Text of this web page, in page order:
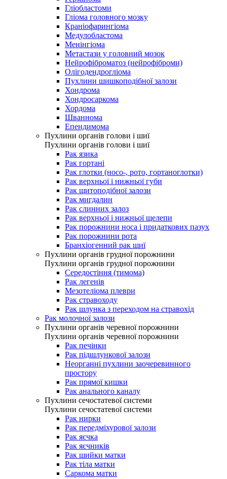
Гліобластоми
Гліома головного мозку
Краніофарингіома
Медулобластома
Менінгіома
Метастази у головний мозок
Нейрофіброматоз (нейрофіброми)
Олігодендрогліома
Пухлини шишкоподібної залози
Хондрома
Хондросаркома
Хордома
Шваннома
Епендимома
Пухлини органів голови і шиї
Пухлини органів голови і шиї
Рак язика
Рак гортані
Рак глотки (носо-, рото, гортаноглотки)
Рак верхньої і нижньої губи
Рак щитоподібної залози
Рак мигдалин
Рак слинних залоз
Рак верхньої і нижньої щелепи
Рак порожнини носа і придаткових пазух
Рак порожнини рота
Бранхіогенний рак шиї
Пухлини органів грудної порожнини
Пухлини органів грудної порожнини
Середостіння (тимома)
Рак легенів
Мезотеліома плеври
Рак стравоходу
Рак шлунка з переходом на стравохід
Рак молочної залози
Пухлини органів черевної порожнини
Пухлини органів черевної порожнини
Рак печінки
Рак підшлункової залози
Неорганні пухлини заочеревинного
простору
Рак прямої кишки
Рак анального каналу
Пухлини сечостатевої системи
Пухлини сечостатевої системи
Рак нирки
Рак передміхурової залози
Рак яєчка
Рак яєчників
Рак шийки матки
Рак тіла матки
Саркома матки